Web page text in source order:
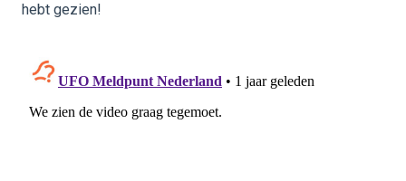
hebt gezien!